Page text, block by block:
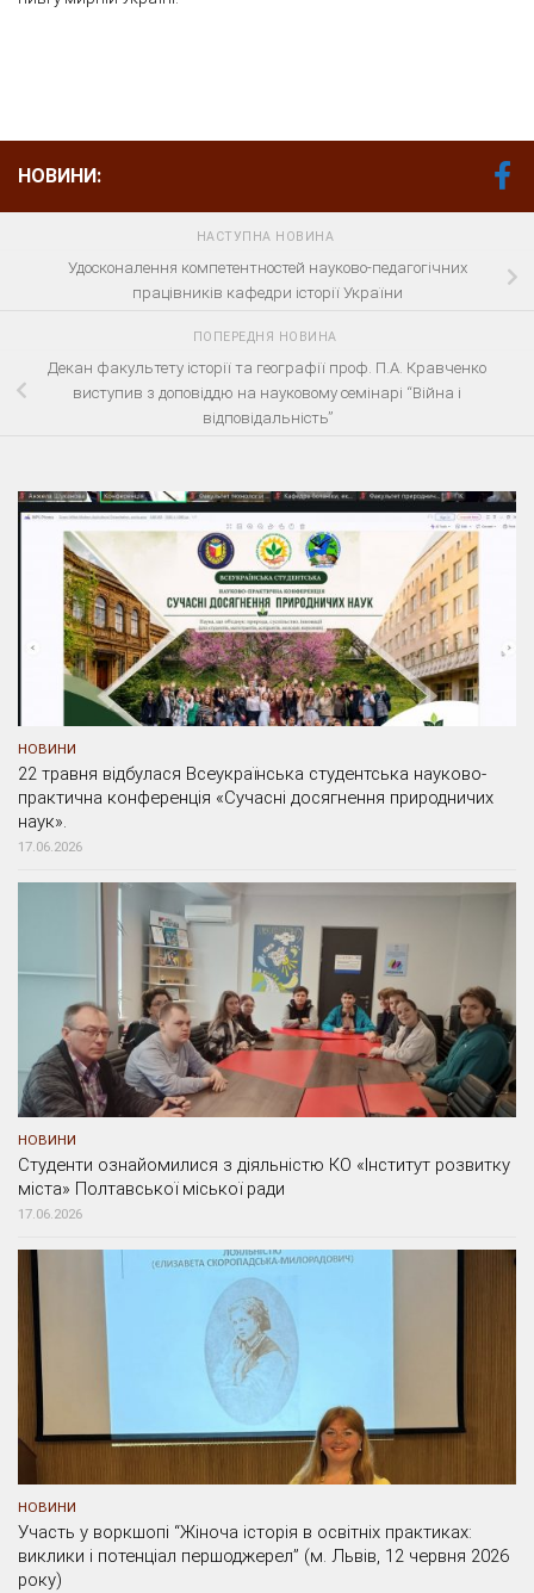
НОВИНИ:
НАСТУПНА НОВИНА
Удосконалення компетентностей науково-педагогічних
працівників кафедри історії України
ПОПЕРЕДНЯ НОВИНА
Декан факультету історії та географії проф. П.А. Кравченко
виступив з доповіддю на науковому семінарі “Війна і
відповідальність”
НОВИНИ
22 травня відбулася Всеукраїнська студентська науково-
практична конференція «Сучасні досягнення природничих
наук».
17.06.2026
НОВИНИ
Студенти ознайомилися з діяльністю КО «Інститут розвитку
міста» Полтавської міської ради
17.06.2026
НОВИНИ
Участь у воркшопі “Жіноча історія в освітніх практиках:
виклики і потенціал першоджерел” (м. Львів, 12 червня 2026
року)